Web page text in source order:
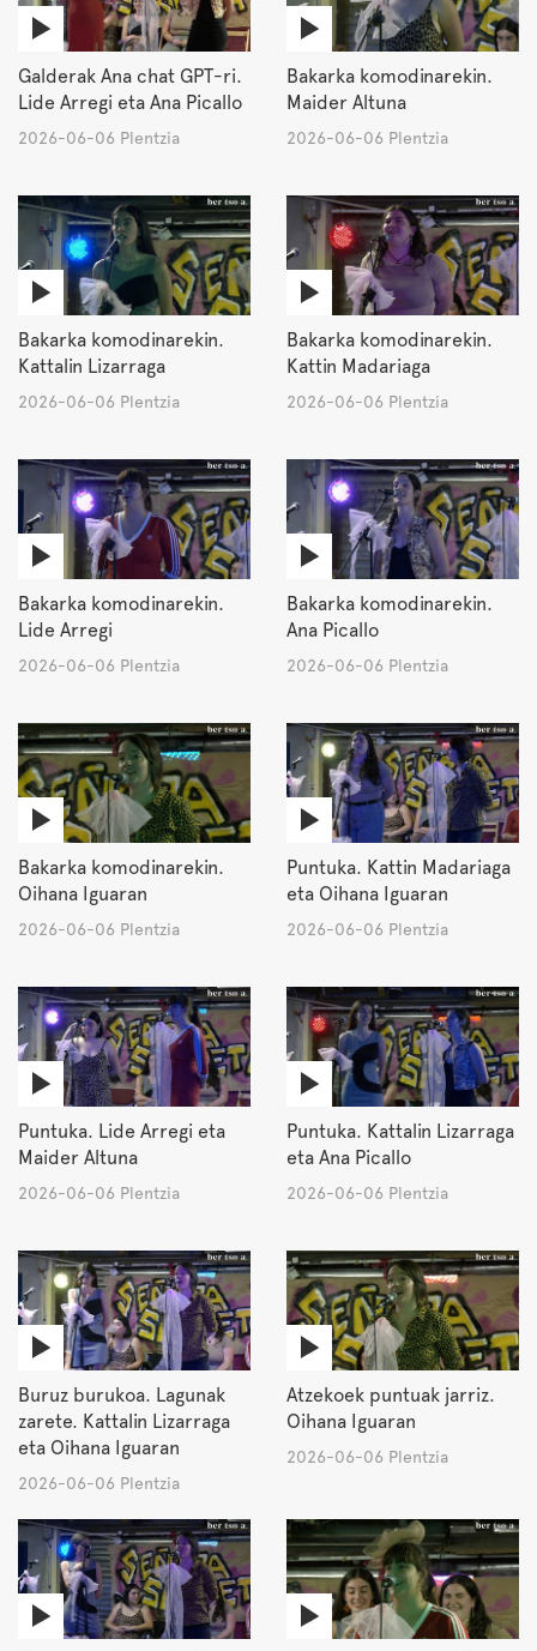
Galderak Ana chat GPT-ri.
Lide Arregi eta Ana Picallo
2026-06-06 Plentzia
Bakarka komodinarekin.
Maider Altuna
2026-06-06 Plentzia
Bakarka komodinarekin.
Kattalin Lizarraga
2026-06-06 Plentzia
Bakarka komodinarekin.
Kattin Madariaga
2026-06-06 Plentzia
Bakarka komodinarekin.
Lide Arregi
2026-06-06 Plentzia
Bakarka komodinarekin.
Ana Picallo
2026-06-06 Plentzia
Bakarka komodinarekin.
Oihana Iguaran
2026-06-06 Plentzia
Puntuka. Kattin Madariaga
eta Oihana Iguaran
2026-06-06 Plentzia
Puntuka. Lide Arregi eta
Maider Altuna
2026-06-06 Plentzia
Puntuka. Kattalin Lizarraga
eta Ana Picallo
2026-06-06 Plentzia
Buruz burukoa. Lagunak
zarete. Kattalin Lizarraga
eta Oihana Iguaran
2026-06-06 Plentzia
Atzekoek puntuak jarriz.
Oihana Iguaran
2026-06-06 Plentzia